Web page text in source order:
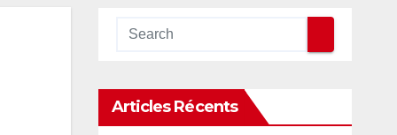
Articles Récents